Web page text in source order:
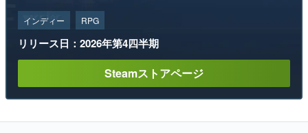
インディー RPG
リリース日：2026年第4四半期
Steamストアページ